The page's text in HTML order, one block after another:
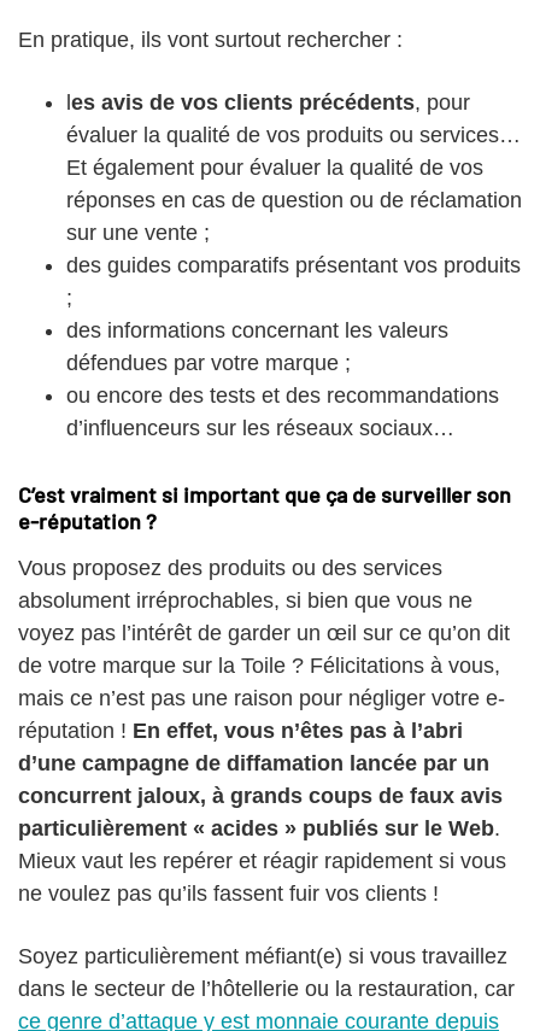
En pratique, ils vont surtout rechercher :
es avis de vos clients précédents, pour
évaluer la qualité de vos produits ou services…
Et également pour évaluer la qualité de vos
réponses en cas de question ou de réclamation
sur une vente ;
des guides comparatifs présentant vos produits
;
des informations concernant les valeurs
défendues par votre marque ;
ou encore des tests et des recommandations
d’influenceurs sur les réseaux sociaux…
C’est vraiment si important que ça de surveiller son
e-réputation ?
Vous proposez des produits ou des services
absolument irréprochables, si bien que vous ne
voyez pas l’intérêt de garder un œil sur ce qu’on dit
de votre marque sur la Toile ? Félicitations à vous,
mais ce n’est pas une raison pour négliger votre e-
réputation ! En effet, vous n’êtes pas à l’abri
d’une campagne de diffamation lancée par un
concurrent jaloux, à grands coups de faux avis
particulièrement « acides » publiés sur le Web.
Mieux vaut les repérer et réagir rapidement si vous
ne voulez pas qu’ils fassent fuir vos clients !
Soyez particulièrement méfiant(e) si vous travaillez
dans le secteur de l’hôtellerie ou la restauration, car
ce genre d’attaque y est monnaie courante depuis